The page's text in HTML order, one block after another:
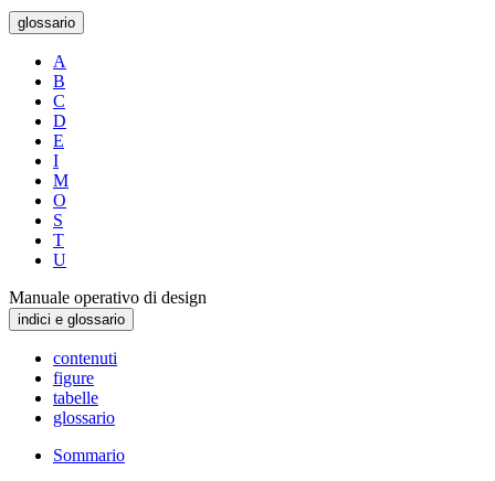
glossario
A
B
C
D
E
I
M
O
S
T
U
Manuale operativo di design
indici e glossario
contenuti
figure
tabelle
glossario
Sommario